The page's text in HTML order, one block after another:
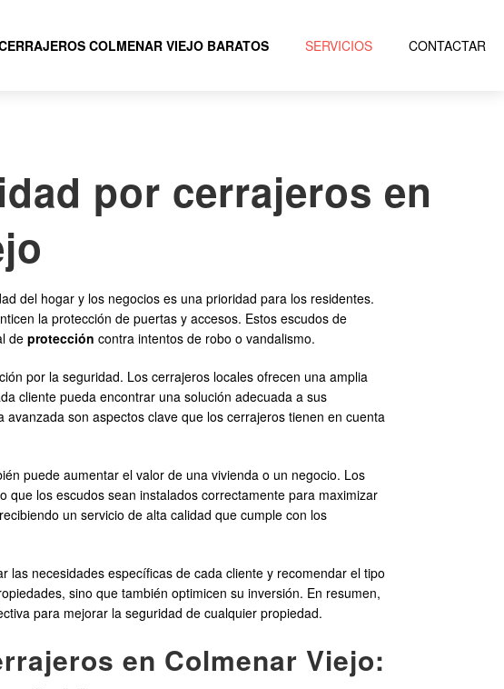
COLMENAR VIEJO BARATOS SERVICIOS CONTACTAR
por cerrajeros en
del hogar y los negocios es una prioridad para los residentes.
la protección de puertas y accesos. Estos escudos de
de protección contra intentos de robo o vandalismo.
por la seguridad. Los cerrajeros locales ofrecen una amplia
cliente pueda encontrar una solución adecuada a sus
son aspectos clave que los cerrajeros tienen en cuenta
puede aumentar el valor de una vivienda o un negocio. Los
los escudos sean instalados correctamente para maximizar
un servicio de alta calidad que cumple con los
necesidades específicas de cada cliente y recomendar el tipo
sino que también optimicen su inversión. En resumen,
para mejorar la seguridad de cualquier propiedad.
en Colmenar Viejo: